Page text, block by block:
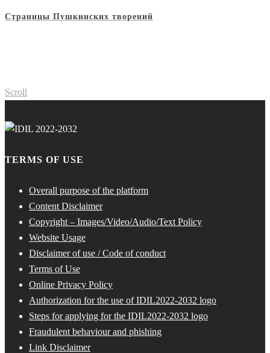
Страницы Пушкинских творений
Scroll
TERMS OF USE
Overall purpose of the platform
Content Disclaimer
Copyright – Images/Video/Audio/Text Policy
Website Usage
Disclaimer of use / Code of conduct
Terms of Use
Online Privacy Policy
Authorization for the use of IDIL2022-2032 logo
Steps for applying for the IDIL2022-2032 logo
Fraudulent behaviour and phishing
Link Disclaimer